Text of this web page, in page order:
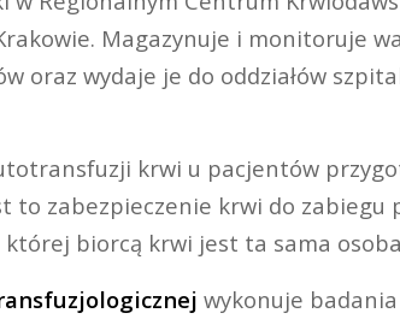
Magazynuje i monitoruje
oraz wydaje je do oddziałów
krwi u pacjentów
to zabezpieczenie krwi do zabiegu
biorcą krwi jest ta sama
wykonuje badania